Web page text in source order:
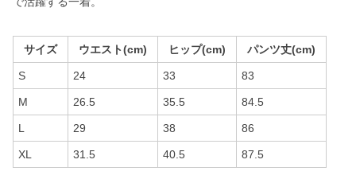
サイズ ウエスト(cm) ヒップ(cm) パンツ丈(cm)
S 24 33 83
M 26.5 35.5 84.5
L 29 38 86
XL 31.5 40.5 87.5